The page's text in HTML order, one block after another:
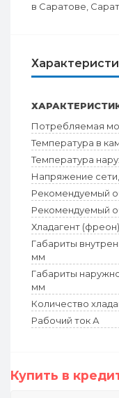
в Саратове,
Потребляемая
Температура в
Температура
Напряжение
Рекомендуемый
Рекомендуемый
Хладагент (фреон)
Габариты
мм
Габариты
мм
Количество
Рабочий ток А
Купить в